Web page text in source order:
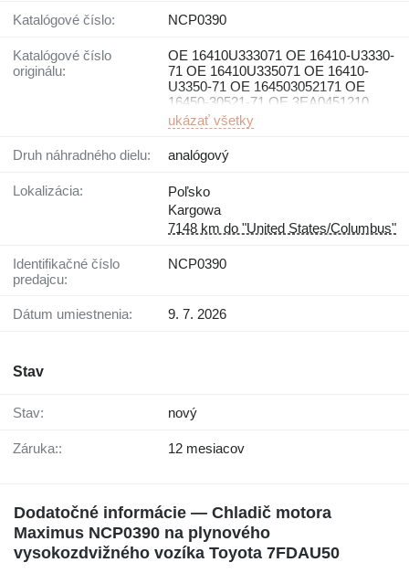
Katalógové číslo: NCP0390
Katalógové číslo
originálu:
OE 16410U333071 OE 16410-U3330-
71 OE 16410U335071 OE 16410-
U3350-71 OE 164503052171 OE
16450-30521-71 OE 3EA0451210
ukázať všetky
Druh náhradného dielu: analógový
Lokalizácia:
Poľsko
Kargowa
7148 km do "United States/Columbus"
Identifikačné číslo
predajcu:
NCP0390
Dátum umiestnenia: 9. 7. 2026
Stav
Stav: nový
Záruka:: 12 mesiacov
Dodatočné informácie — Chladič motora
Maximus NCP0390 na plynového
vysokozdvižného vozíka Toyota 7FDAU50